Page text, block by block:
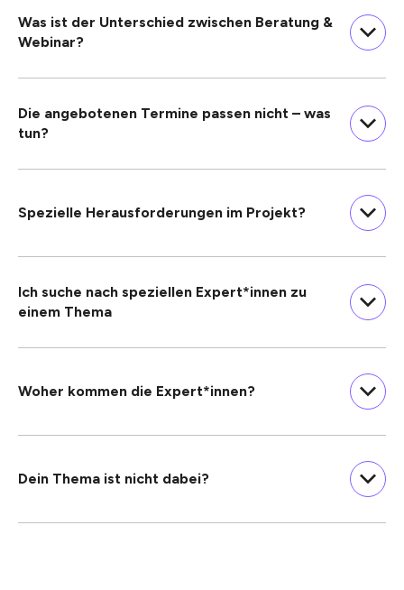
Was ist der Unterschied zwischen Beratung &
Webinar?
Die angebotenen Termine passen nicht – was
tun?
Spezielle Herausforderungen im Projekt?
Ich suche nach speziellen Expert*innen zu
einem Thema
Woher kommen die Expert*innen?
Dein Thema ist nicht dabei?